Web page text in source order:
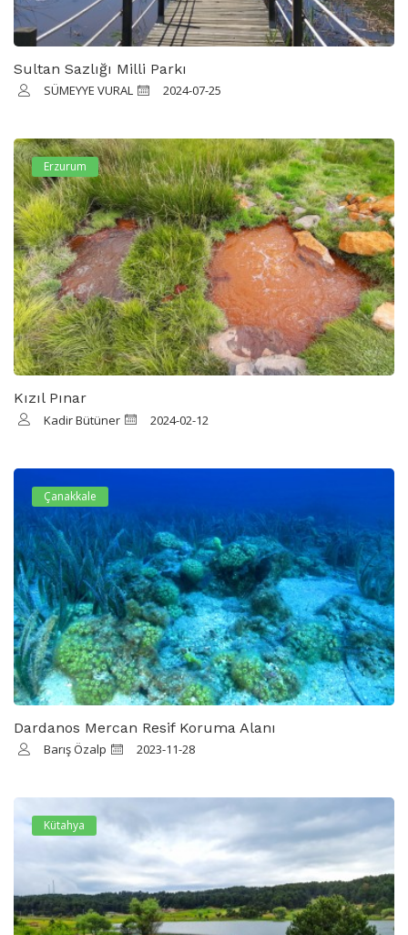
Sultan Sazlığı Milli Parkı
SÜMEYYE VURAL 2024-07-25
Erzurum
Kızıl Pınar
Kadir Bütüner 2024-02-12
Çanakkale
Dardanos Mercan Resif Koruma Alanı
Barış Özalp 2023-11-28
Kütahya